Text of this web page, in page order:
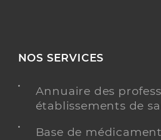
NOS SERVICES
Annuaire des
établissements de
Base de